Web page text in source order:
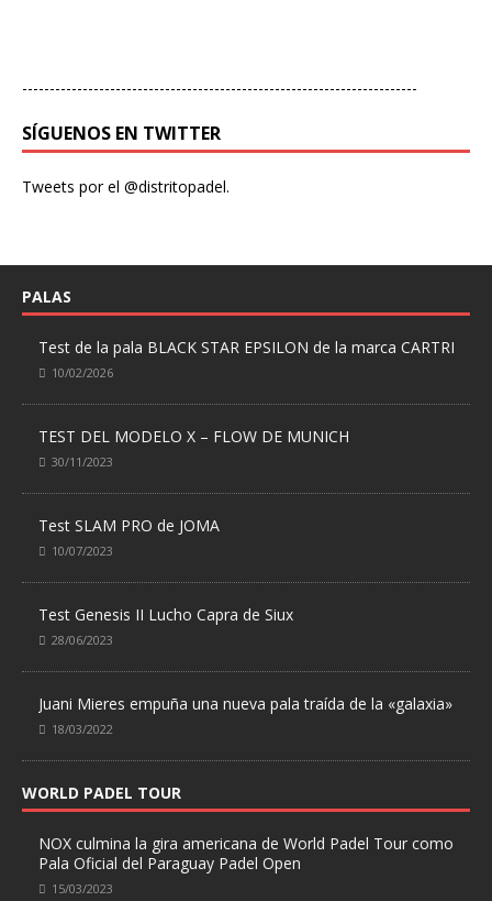
------------------------------------------------------------------------
SÍGUENOS EN TWITTER
Tweets por el @distritopadel.
PALAS
Test de la pala BLACK STAR EPSILON de la marca CARTRI
10/02/2026
TEST DEL MODELO X – FLOW DE MUNICH
30/11/2023
Test SLAM PRO de JOMA
10/07/2023
Test Genesis II Lucho Capra de Siux
28/06/2023
Juani Mieres empuña una nueva pala traída de la «galaxia»
18/03/2022
WORLD PADEL TOUR
NOX culmina la gira americana de World Padel Tour como
Pala Oficial del Paraguay Padel Open
15/03/2023